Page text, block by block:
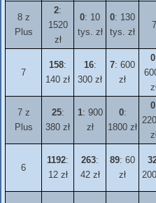
8 z
Plus
2:
1520
zł
0: 10
tys. zł
0: 130
tys. zł
7
7
158:
140 zł
16:
300 zł
7: 600
zł
0
7 z
Plus
25:
380 zł
1: 900
zł
0:
1800 zł
0
6
1192:
12 zł
263:
42 zł
89: 60
zł